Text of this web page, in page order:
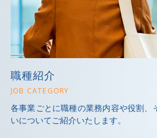
職種紹介
JOB CATEGORY
各事業ごとに職種の業務内容や役割、
いについてご紹介いたします。